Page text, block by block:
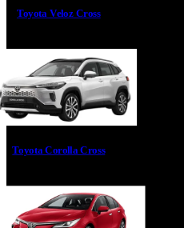
Toyota Veloz Cross
Toyota Corolla Cross